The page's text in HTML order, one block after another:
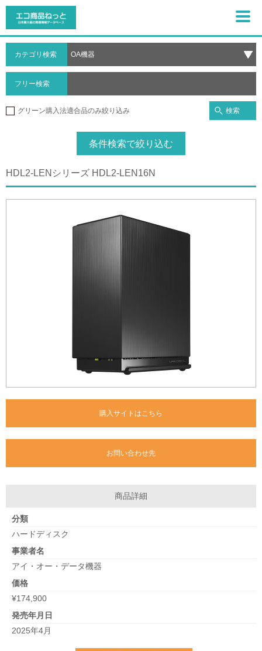
カテゴリ検索
フリー検索
グリーン購入法適合品のみ絞り込み 検索
条件検索で絞り込む
HDL2-LENシリーズ HDL2-LEN16N
購入サイトはこちら
お問い合わせ先
商品詳細
分類
ハードディスク
事業者名
アイ・オー・データ機器
価格
¥174,900
発売年月日
2025年4月